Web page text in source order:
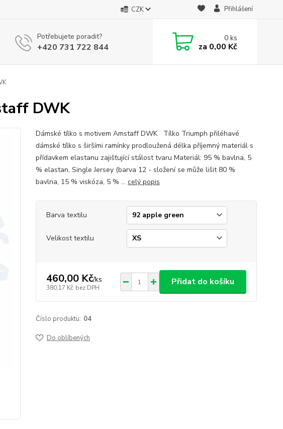
CZK Přihlášení
Potřebujete poradit?
+420 731 722 844
0ks
za 0,00 Kč
DWK
Dámské tílko s motivem Amstaff DWK Tílko Triumph přiléhavé
dámské tílko s širšími ramínky prodloužená délka příjemný materiál s
přídavkem elastanu zajišťující stálost tvaru Materiál: 95 % bavlna, 5
% elastan, Single Jersey (barva 12 - složení se může lišit 80 %
bavlna, 15 % viskóza, 5 % ... celý popis
Barva textilu
Velikost textilu
460,00 Kč/ks
380,17 Kč bez DPH
Přidat do košíku
Číslo produktu: 04
Do oblíbených